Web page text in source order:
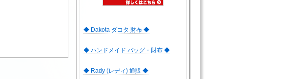
◆ Dakota ダコタ 財布 ◆
◆ ハンドメイド バッグ・財布 ◆
◆ Rady (レディ) 通販 ◆